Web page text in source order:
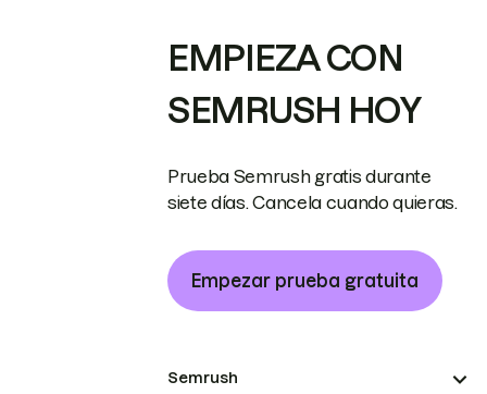
EMPIEZA CON
SEMRUSH HOY
Prueba Semrush gratis durante
siete días. Cancela cuando quieras.
Empezar prueba gratuita
Semrush